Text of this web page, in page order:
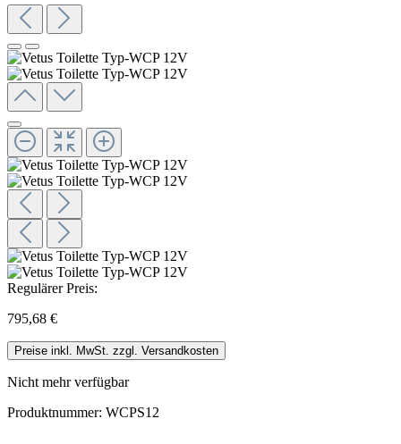
Regulärer Preis:
795,68 €
Preise inkl. MwSt. zzgl. Versandkosten
Nicht mehr verfügbar
Produktnummer: WCPS12